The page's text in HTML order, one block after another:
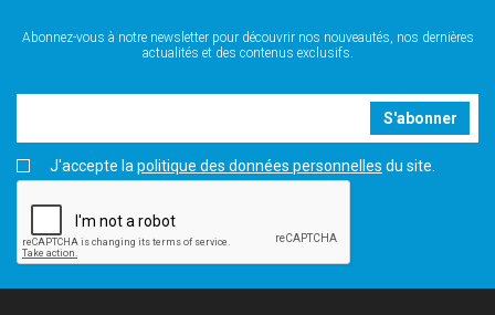
Abonnez-vous à notre newsletter pour découvrir nos nouveautés, nos dernières
actualités et des contenus exclusifs.
S'abonner
J'accepte la politique des données personnelles du site.